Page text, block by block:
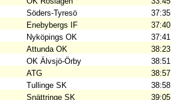
Söders-Tyresö 37:35
Enebybergs IF 37:40
Nyköpings OK 37:41
Attunda OK 38:23
OK Älvsjö-Örby 38:51
ATG
38:57
Tullinge SK 38:58
Snättringe SK 39:05